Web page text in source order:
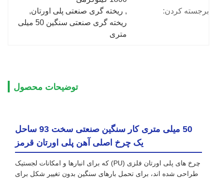
برجسته کردن:
, ریخته گری صنعتی پلی اورتان,
متری
توضیحات محصول
50 میلی متری کار سنگین صنعتی سخت 93 ساحل
یک چرخ اصلی آهن پلی اورتان قرمز
چرخ های پلی اورتان فلزی (PU) که برای انبارها و امکانات لجستیک
طراحی شده اند، برای تحمل بارهای سنگین بدون تغییر شکل برای